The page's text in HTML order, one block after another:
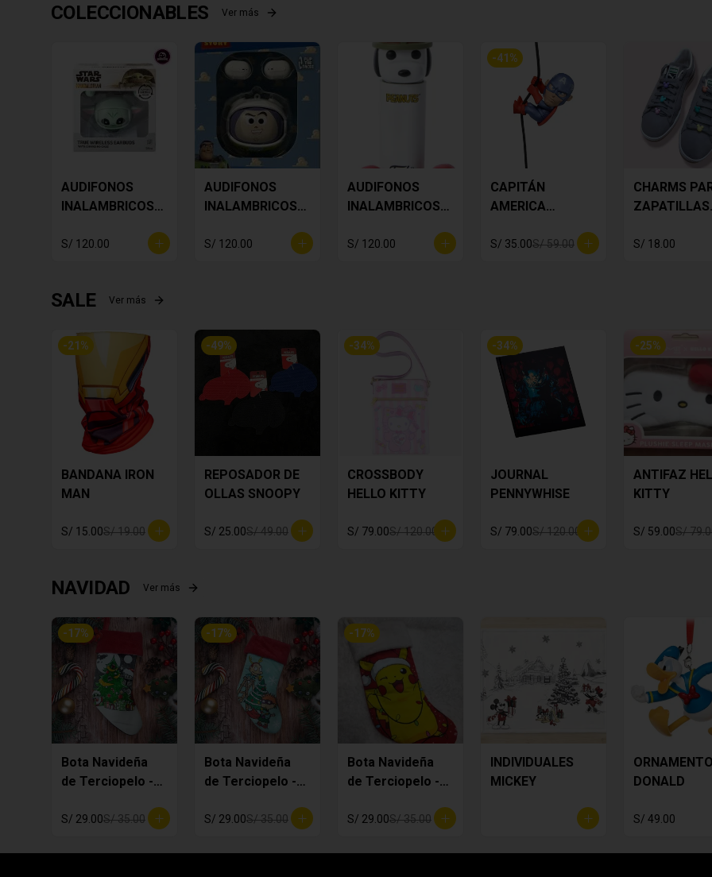
COLECCIONABLES Ver más
AUDIFONOS
INALAMBRICOS
Yoda
S/ 120.00
AUDIFONOS
INALAMBRICOS
LIGHTYEAR
S/ 120.00
AUDIFONOS
INALAMBRICOS
S/ 120.00
-41 %
CAPITÁN
AMERICA
S/ 35.00S/ 59.00
CHARMS
ZAPATILLAS
6
S/ 18.00
SALE Ver más
-21 %
BANDANA IRON
MAN
S/ 15.00S/ 19.00
-49%
REPOSADOR DE
OLLAS SNOOPY
S/ 25.00S/ 49.00
-34%
CROSSBODY
HELLO KITTY
S/ 79.00S/ 120.00
-34%
JOURNAL
PENNYWHISE
S/ 79.00S/ 120.00
-25%
ANTIFAZ
KITTY
S/ 59.00S/
NAVIDAD Ver más
-17%
Bota Navideña
de Terciopelo -
S/ 29.00S/ 35.00
-17%
Bota Navideña
de Terciopelo -
S/ 29.00S/ 35.00
-17%
Bota Navideña
de Terciopelo -
S/ 29.00S/ 35.00
INDIVIDUALES
MICKEY
ORNAMENTO
DONALD
S/ 49.00